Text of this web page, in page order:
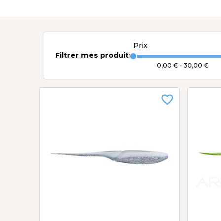
Filtrer mes produits
Prix
0,00 € - 30,00 €
favorite_border